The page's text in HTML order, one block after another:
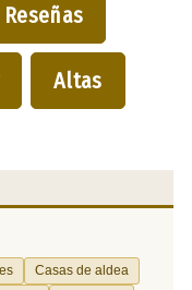
Reseñas
Altas